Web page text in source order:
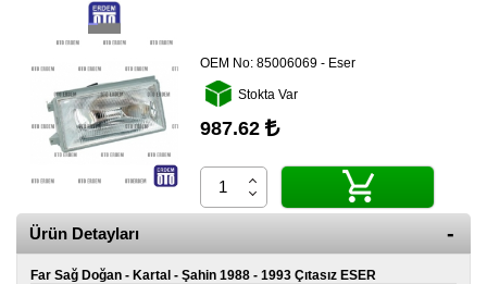
Kampanyalı
Ürünler
Ürünler
Banka
İletişim
Kategoriler
OEM No:85006069 - Eser
Stokta Var
987.62
Ürün Detayları
Far Sağ Doğan - Kartal - Şahin 1988 - 1993 Çıtasız ESER